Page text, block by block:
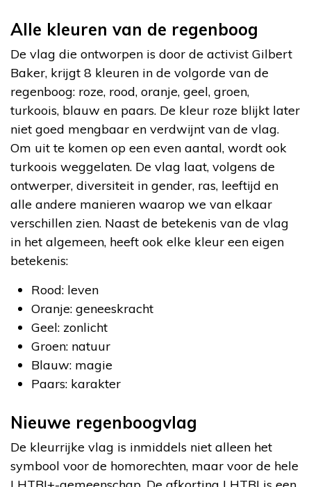
Alle kleuren van de regenboog
De vlag die ontworpen is door de activist Gilbert
Baker, krijgt 8 kleuren in de volgorde van de
regenboog: roze, rood, oranje, geel, groen,
turkoois, blauw en paars. De kleur roze blijkt later
niet goed mengbaar en verdwijnt van de vlag.
Om uit te komen op een even aantal, wordt ook
turkoois weggelaten. De vlag laat, volgens de
ontwerper, diversiteit in gender, ras, leeftijd en
alle andere manieren waarop we van elkaar
verschillen zien. Naast de betekenis van de vlag
in het algemeen, heeft ook elke kleur een eigen
betekenis:
Rood: leven
Oranje: geneeskracht
Geel: zonlicht
Groen: natuur
Blauw: magie
Paars: karakter
Nieuwe regenboogvlag
De kleurrijke vlag is inmiddels niet alleen het
symbool voor de homorechten, maar voor de hele